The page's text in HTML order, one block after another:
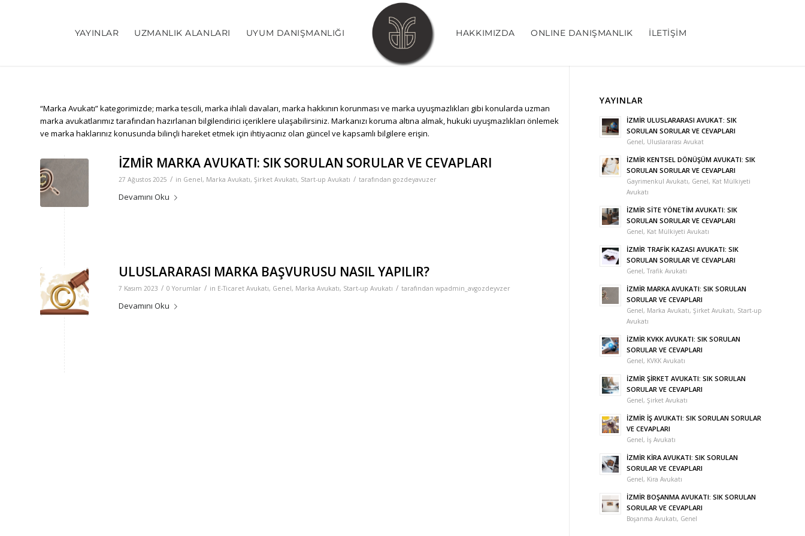
YAYINLAR UZMANLIK ALANLARI UYUM DANIŞMANLIĞI HAKKIMIZDA ONLINE DANIŞMANLIK İLETIŞIM
“Marka Avukatı” kategorimizde; marka tescili, marka ihlali davaları, marka hakkının korunması ve marka uyuşmazlıkları gibi konularda uzman
marka avukatlarımız tarafından hazırlanan bilgilendirici içeriklere ulaşabilirsiniz. Markanızı koruma altına almak, hukuki uyuşmazlıkları önlemek
ve marka haklarınız konusunda bilinçli hareket etmek için ihtiyacınız olan güncel ve kapsamlı bilgilere erişin.
İZMİR MARKA AVUKATI: SIK SORULAN SORULAR VE CEVAPLARI
27 Ağustos 2025 / in Genel, Marka Avukatı, Şirket Avukatı, Start-up Avukatı / tarafından gozdeyavuzer
Devamını Oku
ULUSLARARASI MARKA BAŞVURUSU NASIL YAPILIR?
7 Kasım 2023 / 0 Yorumlar / in E-Ticaret Avukatı, Genel, Marka Avukatı, Start-up Avukatı / tarafından wpadmin_avgozdeyvzer
Devamını Oku
YAYINLAR
İZMİR ULUSLARARASI AVUKAT: SIK
SORULAN SORULAR VE CEVAPLARI
Genel, Uluslararası Avukat
İZMİR KENTSEL DÖNÜŞÜM AVUKATI: SIK
SORULAN SORULAR VE CEVAPLARI
Gayrimenkul Avukatı, Genel, Kat Mülkiyeti
Avukatı
İZMİR SİTE YÖNETİM AVUKATI: SIK
SORULAN SORULAR VE CEVAPLARI
Genel, Kat Mülkiyeti Avukatı
İZMİR TRAFİK KAZASI AVUKATI: SIK
SORULAN SORULAR VE CEVAPLARI
Genel,Trafik Avukatı
İZMİR MARKA AVUKATI: SIK SORULAN
SORULAR VE CEVAPLARI
Genel, Marka Avukatı,Şirket Avukatı, Start-up
Avukatı
İZMİR KVKK AVUKATI: SIK SORULAN
SORULAR VE CEVAPLARI
Genel, KVKK Avukatı
İZMİR ŞİRKET AVUKATI: SIK SORULAN
SORULAR VE CEVAPLARI
Genel,Şirket Avukatı
İZMİR İŞ AVUKATI: SIK SORULAN SORULAR
VE CEVAPLARI
Genel, İş Avukatı
İZMİR KİRA AVUKATI: SIK SORULAN
SORULAR VE CEVAPLARI
Genel, Kira Avukatı
İZMİR BOŞANMA AVUKATI: SIK SORULAN
SORULAR VE CEVAPLARI
Boşanma Avukatı, Genel